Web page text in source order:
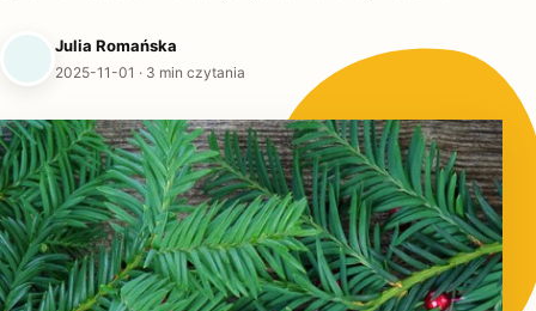
Julia Romańska
2025-11-01 · 3 min czytania